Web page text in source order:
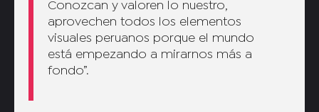
Conozcan y valoren lo nuestro,
aprovechen todos los elementos
visuales peruanos porque el mundo
está empezando a mirarnos más a
fondo”.